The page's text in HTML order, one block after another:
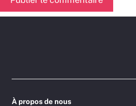
À propos de nous